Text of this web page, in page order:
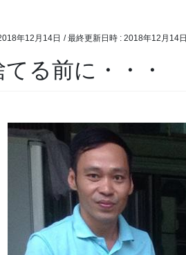
年12月14日 / 最終更新日時 : 2018年12月14日
てる前に・・・